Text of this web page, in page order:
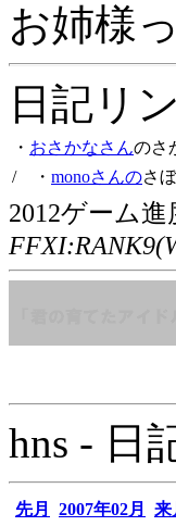
お姉様
日記リ
・ おさかなさんのさ
/ ・ monoさんのさ
2012ゲーム進
hns - 日
先月 2007年02月
来